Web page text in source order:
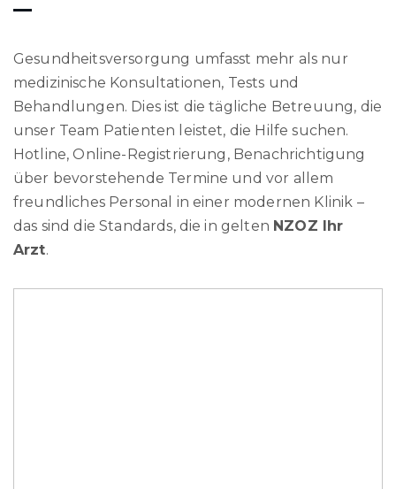
Gesundheitsversorgung umfasst mehr als nur
medizinische Konsultationen, Tests und
Behandlungen. Dies ist die tägliche Betreuung, die
unser Team Patienten leistet, die Hilfe suchen.
Hotline, Online-Registrierung, Benachrichtigung
über bevorstehende Termine und vor allem
freundliches Personal in einer modernen Klinik –
das sind die Standards, die in gelten NZOZ Ihr
Arzt.